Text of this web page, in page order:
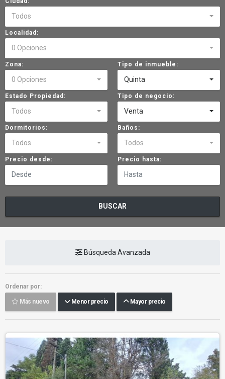
Todos
Localidad:
0 Opciones
Zona:
0 Opciones
Tipo de inmueble:
Quinta
Estado Propiedad:
Todos
Tipo de negocio:
Venta
Dormitorios:
Todos
Baños:
Todos
Precio desde: Precio hasta:
BUSCAR
Búsqueda Avanzada
Ordenar por:
Más nuevo Menor precio Mayor precio